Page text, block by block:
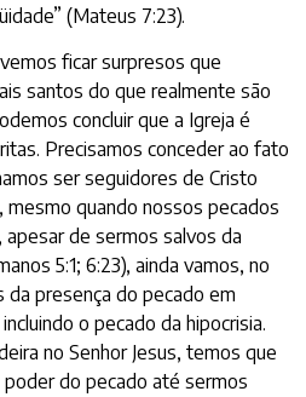
(Mateus 7:23).
ficar surpresos que
santos do que realmente são
concluir que a Igreja é
Precisamos conceder ao fato
ser seguidores de Cristo
quando nossos pecados
de sermos salvos da
5:1; 6:23), ainda vamos, no
presença do pecado em
o pecado da hipocrisia.
no Senhor Jesus, temos que
do pecado até sermos